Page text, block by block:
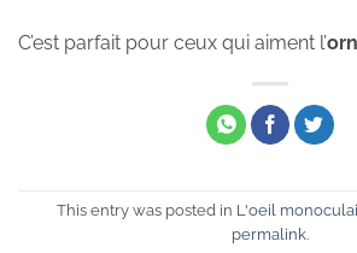
C’est parfait pour ceux qui aiment l’
This entry was posted in L'oeil
permalink.